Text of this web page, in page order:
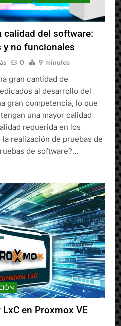
calidad del software:
y no funcionales
0 9 minutos
gran cantidad de
al desarrollo del
gran competencia, lo que
una mayor calidad
requerida en los
realización de pruebas de
de software?…
en Proxmox VE